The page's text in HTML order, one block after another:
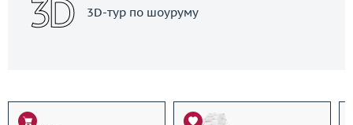
3D-тур по шоуруму